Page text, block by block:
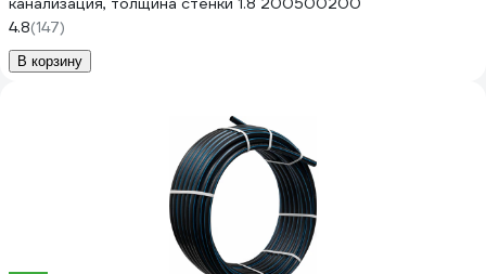
4.8(147)
В корзину